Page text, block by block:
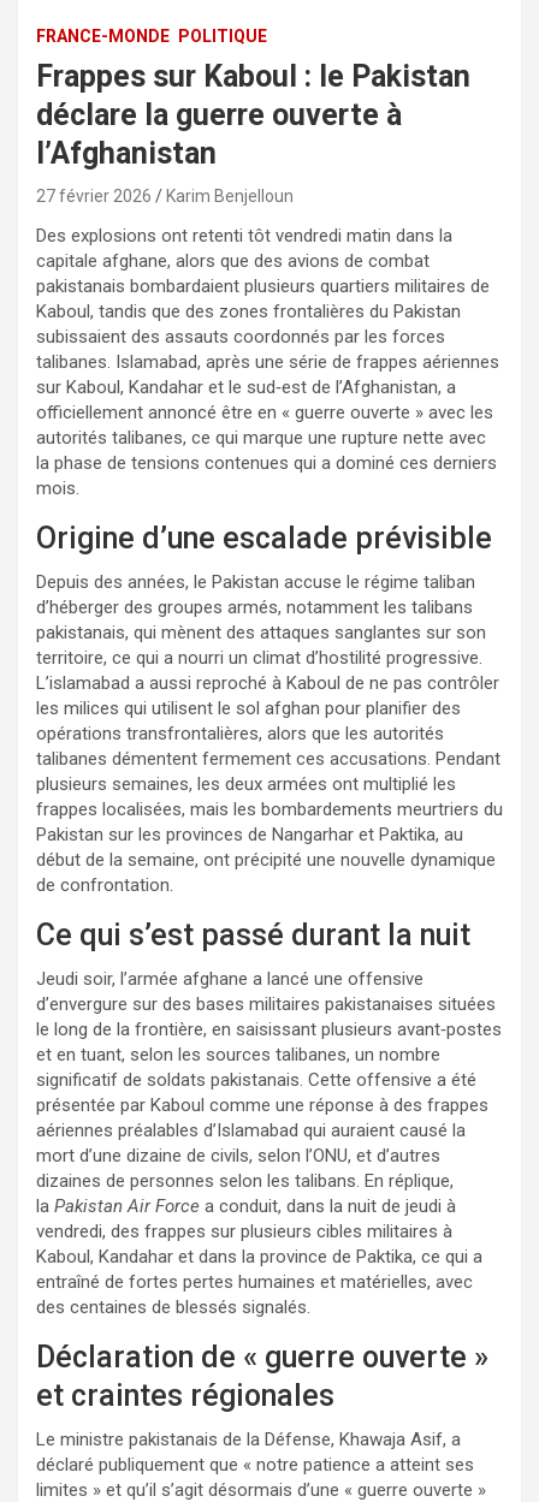
FRANCE-MONDE POLITIQUE
Frappes sur Kaboul : le Pakistan
déclare la guerre ouverte à
l’Afghanistan
27 février 2026 Karim Benjelloun
Des explosions ont retenti tôt vendredi matin dans la
capitale afghane, alors que des avions de combat
pakistanais bombardaient plusieurs quartiers militaires de
Kaboul, tandis que des zones frontalières du Pakistan
subissaient des assauts coordonnés par les forces
talibanes. Islamabad, après une série de frappes aériennes
sur Kaboul, Kandahar et le sud‑est de l’Afghanistan, a
officiellement annoncé être en « guerre ouverte » avec les
autorités talibanes, ce qui marque une rupture nette avec
la phase de tensions contenues qui a dominé ces derniers
mois.
Origine d’une escalade prévisible
Depuis des années, le Pakistan accuse le régime taliban
d’héberger des groupes armés, notamment les talibans
pakistanais, qui mènent des attaques sanglantes sur son
territoire, ce qui a nourri un climat d’hostilité progressive.
L’islamabad a aussi reproché à Kaboul de ne pas contrôler
les milices qui utilisent le sol afghan pour planifier des
opérations transfrontalières, alors que les autorités
talibanes démentent fermement ces accusations. Pendant
plusieurs semaines, les deux armées ont multiplié les
frappes localisées, mais les bombardements meurtriers du
Pakistan sur les provinces de Nangarhar et Paktika, au
début de la semaine, ont précipité une nouvelle dynamique
de confrontation.
Ce qui s’est passé durant la nuit
Jeudi soir, l’armée afghane a lancé une offensive
d’envergure sur des bases militaires pakistanaises situées
le long de la frontière, en saisissant plusieurs avant‑postes
et en tuant, selon les sources talibanes, un nombre
significatif de soldats pakistanais. Cette offensive a été
présentée par Kaboul comme une réponse à des frappes
aériennes préalables d’Islamabad qui auraient causé la
mort d’une dizaine de civils, selon l’ONU, et d’autres
dizaines de personnes selon les talibans. En réplique,
la Pakistan Air Force a conduit, dans la nuit de jeudi à
vendredi, des frappes sur plusieurs cibles militaires à
Kaboul, Kandahar et dans la province de Paktika, ce qui a
entraîné de fortes pertes humaines et matérielles, avec
des centaines de blessés signalés.
Déclaration de « guerre ouverte »
et craintes régionales
Le ministre pakistanais de la Défense, Khawaja Asif, a
déclaré publiquement que « notre patience a atteint ses
limites » et qu’il s’agit désormais d’une « guerre ouverte »